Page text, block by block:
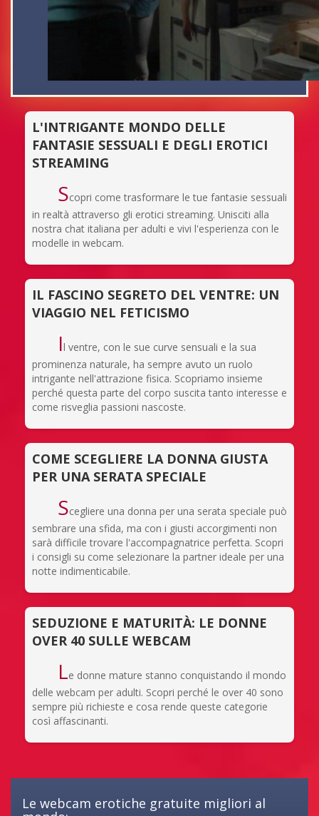
L'INTRIGANTE MONDO DELLE
FANTASIE SESSUALI E DEGLI EROTICI
STREAMING
Scopri come trasformare le tue fantasie sessuali
in realtà attraverso gli erotici streaming. Unisciti alla
nostra chat italiana per adulti e vivi l'esperienza con le
modelle in webcam.
IL FASCINO SEGRETO DEL VENTRE: UN
VIAGGIO NEL FETICISMO
Il ventre, con le sue curve sensuali e la sua
prominenza naturale, ha sempre avuto un ruolo
intrigante nell'attrazione fisica. Scopriamo insieme
perché questa parte del corpo suscita tanto interesse e
come risveglia passioni nascoste.
COME SCEGLIERE LA DONNA GIUSTA
PER UNA SERATA SPECIALE
Scegliere una donna per una serata speciale può
sembrare una sfida, ma con i giusti accorgimenti non
sarà difficile trovare l'accompagnatrice perfetta. Scopri
i consigli su come selezionare la partner ideale per una
notte indimenticabile.
SEDUZIONE E MATURITÀ: LE DONNE
OVER 40 SULLE WEBCAM
Le donne mature stanno conquistando il mondo
delle webcam per adulti. Scopri perché le over 40 sono
sempre più richieste e cosa rende queste categorie
così affascinanti.
Le webcam erotiche gratuite migliori al